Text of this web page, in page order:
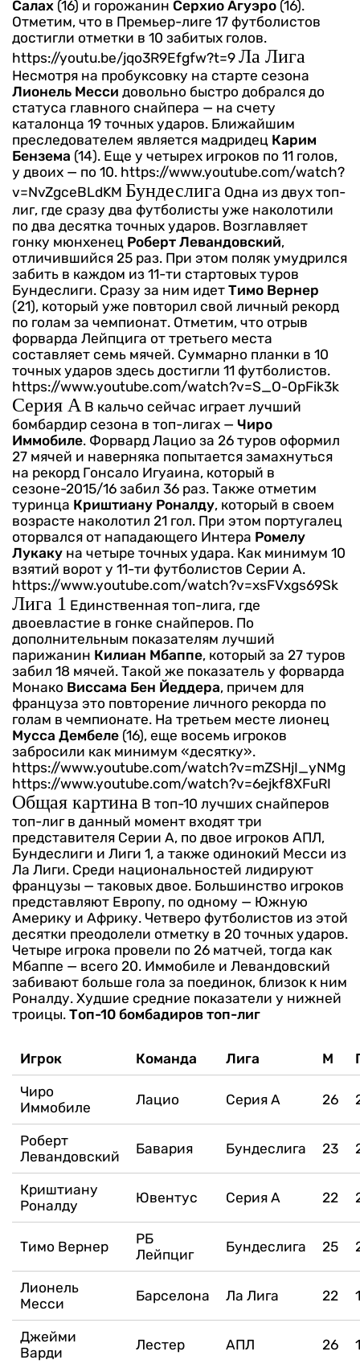
Салах (16) и горожанин Серхио Агуэро (16).
Отметим, что в Премьер-лиге 17 футболистов
достигли отметки в 10 забитых голов.
https://youtu.be/jqo3R9Efgfw?t=9 Ла Лига
Несмотря на пробуксовку на старте сезона
Лионель Месси довольно быстро добрался до
статуса главного снайпера — на счету
каталонца 19 точных ударов. Ближайшим
преследователем является мадридец Карим
Бензема (14). Еще у четырех игроков по 11 голов,
у двоих — по 10. https://www.youtube.com/watch?
v=NvZgceBLdKM Бундеслига Одна из двух топ-
лиг, где сразу два футболисты уже наколотили
по два десятка точных ударов. Возглавляет
гонку мюнхенец Роберт Левандовский,
отличившийся 25 раз. При этом поляк умудрился
забить в каждом из 11-ти стартовых туров
Бундеслиги. Сразу за ним идет Тимо Вернер
(21), который уже повторил свой личный рекорд
по голам за чемпионат. Отметим, что отрыв
форварда Лейпцига от третьего места
составляет семь мячей. Суммарно планки в 10
точных ударов здесь достигли 11 футболистов.
https://www.youtube.com/watch?v=S_O-OpFik3k
Серия А В кальчо сейчас играет лучший
бомбардир сезона в топ-лигах — Чиро
Иммобиле. Форвард Лацио за 26 туров оформил
27 мячей и наверняка попытается замахнуться
на рекорд Гонсало Игуаина, который в
сезоне-2015/16 забил 36 раз. Также отметим
туринца Криштиану Роналду, который в своем
возрасте наколотил 21 гол. При этом португалец
оторвался от нападающего Интера Ромелу
Лукаку на четыре точных удара. Как минимум 10
взятий ворот у 11-ти футболистов Серии А.
https://www.youtube.com/watch?v=xsFVxgs69Sk
Лига 1 Единственная топ-лига, где
двоевластие в гонке снайперов. По
дополнительным показателям лучший
парижанин Килиан Мбаппе, который за 27 туров
забил 18 мячей. Такой же показатель у форварда
Монако Виссама Бен Йеддера, причем для
француза это повторение личного рекорда по
голам в чемпионате. На третьем месте лионец
Мусса Дембеле (16), еще восемь игроков
забросили как минимум «десятку».
https://www.youtube.com/watch?v=mZSHjI_yNMg
https://www.youtube.com/watch?v=6ejkf8XFuRI
Общая картина В топ-10 лучших снайперов
топ-лиг в данный момент входят три
представителя Серии А, по двое игроков АПЛ,
Бундеслиги и Лиги 1, а также одинокий Месси из
Ла Лиги. Среди национальностей лидируют
французы — таковых двое. Большинство игроков
представляют Европу, по одному — Южную
Америку и Африку. Четверо футболистов из этой
десятки преодолели отметку в 20 точных ударов.
Четыре игрока провели по 26 матчей, тогда как
Мбаппе — всего 20. Иммобиле и Левандовский
забивают больше гола за поединок, близок к ним
Роналду. Худшие средние показатели у нижней
троицы. Топ-10 бомбадиров топ-лиг
Игрок Команда Лига М
Чиро
Иммобиле
Лацио Серия А 26
Роберт
Левандовский
Бавария Бундеслига 23
Криштиану
Роналду
Ювентус Серия А 22
Тимо Вернер
РБ
Лейпциг
Бундеслига 25
Лионель
Месси
Барселона Ла Лига 22
Джейми
Варди
Лестер АПЛ 26